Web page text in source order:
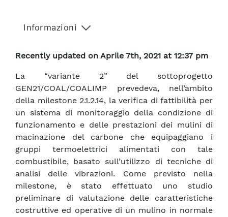
Informazioni
Recently updated on Aprile 7th, 2021 at 12:37 pm
La “variante 2” del sottoprogetto
GEN21/COAL/COALIMP prevedeva, nell’ambito
della milestone 2.1.2.14, la verifica di fattibilità per
un sistema di monitoraggio della condizione di
funzionamento e delle prestazioni dei mulini di
macinazione del carbone che equipaggiano i
gruppi termoelettrici alimentati con tale
combustibile, basato sull’utilizzo di tecniche di
analisi delle vibrazioni. Come previsto nella
milestone, è stato effettuato uno studio
preliminare di valutazione delle caratteristiche
costruttive ed operative di un mulino in normale